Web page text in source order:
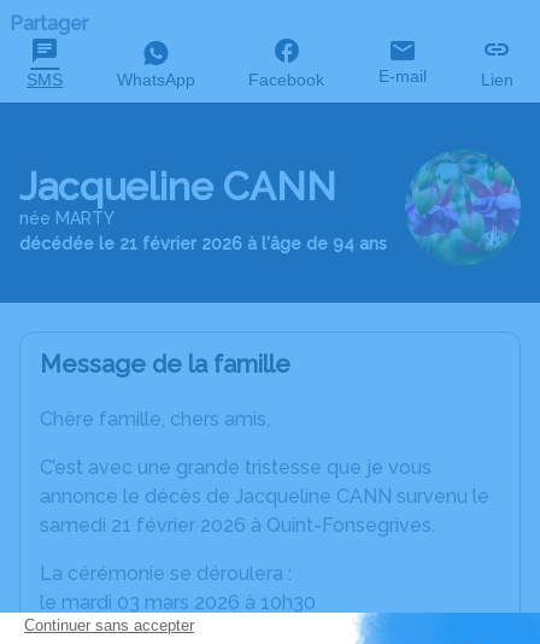
Partager
SMS WhatsApp Facebook E-mail Lien
Jacqueline CANN
née MARTY
décédée le 21 février 2026 à l'âge de 94 ans
Message de la famille
Chère famille, chers amis,
C’est avec une grande tristesse que je vous
annonce le décès de Jacqueline CANN survenu le
samedi 21 février 2026 à Quint-Fonsegrives.
La cérémonie se déroulera :
le mardi 03 mars 2026 à 10h30
à l' Église de Rouffiac - Allée des platanes - 31180